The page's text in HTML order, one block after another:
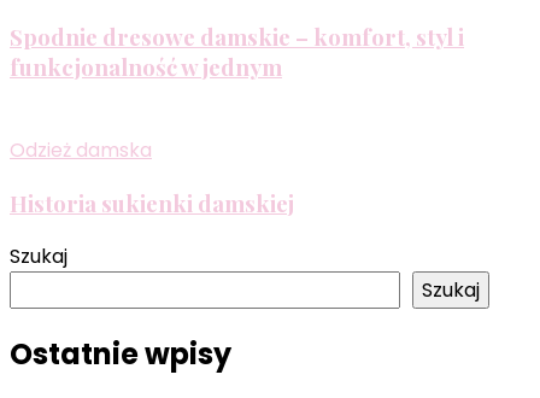
Spodnie dresowe damskie – komfort, styl i
funkcjonalność w jednym
Odzież damska
Historia sukienki damskiej
Szukaj
Szukaj
Ostatnie wpisy